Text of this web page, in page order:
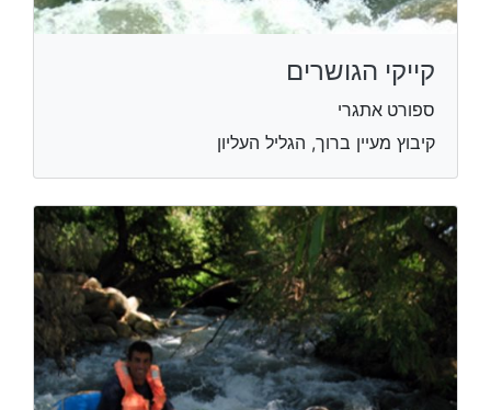
קייקי הגושרים
ספורט אתגרי
קיבוץ מעיין ברוך, הגליל העליון